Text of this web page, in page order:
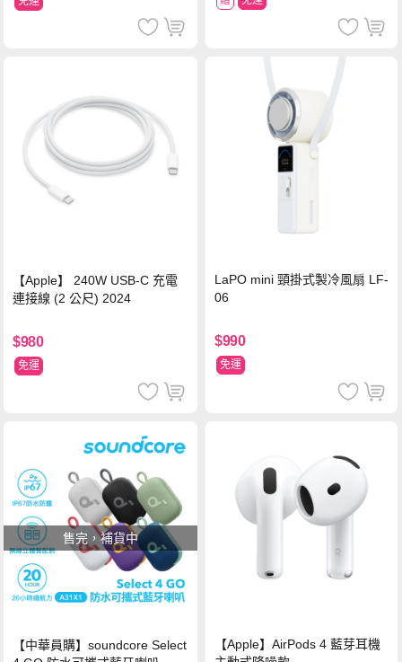
【Apple】 240W USB-C 充電
連接線 (2 公尺) 2024
$980
免運
LaPO mini 頸掛式製冷風扇 LF-
06
$990
免運
售完，補貨中
【中華員購】soundcore Select
【Apple】AirPods 4 藍芽耳機